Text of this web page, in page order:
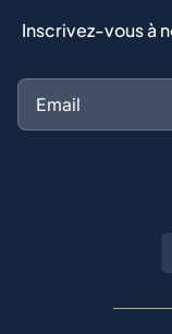
Inscrivez-vous à